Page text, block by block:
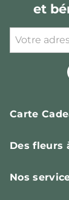
et
Carte
Des fleurs
Nos